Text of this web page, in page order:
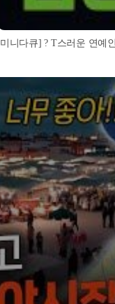
니다큐] ? T스러운 연예